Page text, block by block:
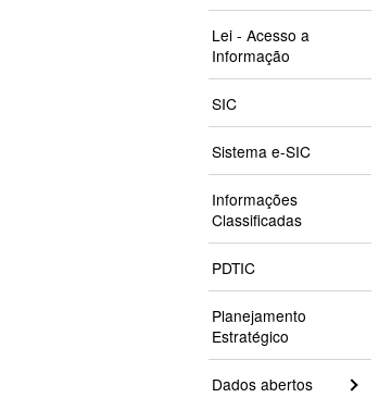
Lei - Acesso a
Informação
SIC
Sistema e-SIC
Informações
Classificadas
PDTIC
Planejamento
Estratégico
Dados abertos